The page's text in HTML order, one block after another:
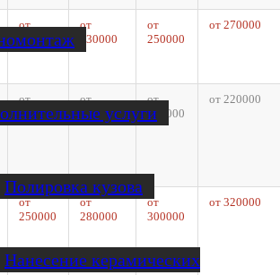
услуги
Полировка кузова
Нанесение керамических
от
200000
от
230000
от
250000
от 270000
от
150000
от
180000
от
200000
от 220000
от
250000
от
280000
от
300000
от 320000